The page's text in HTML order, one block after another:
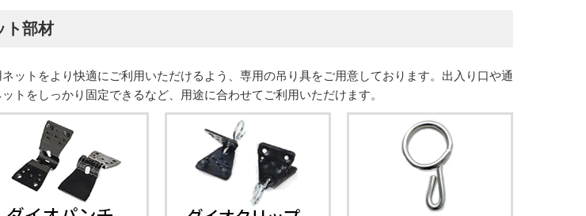
ト部材
ットをより快適にご利用いただけるよう、専用の吊り具をご用意しております。出入り口や通
トをしっかり固定できるなど、用途に合わせてご利用いただけます。